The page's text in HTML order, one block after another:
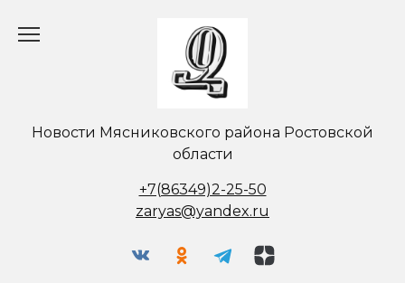
Новости Мясниковского района Ростовской
области
+7(86349)2-25-50
zaryas@yandex.ru